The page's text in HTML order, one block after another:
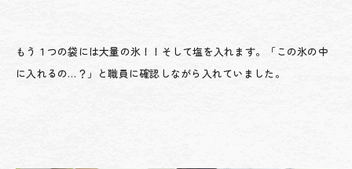
もう１つの袋には大量の氷！！そして塩を入れます。「この氷の中
に入れるの…？」と職員に確認しながら入れていました。